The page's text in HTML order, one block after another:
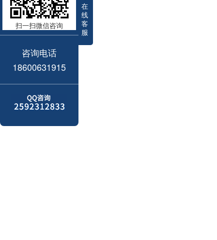
在
线
客
服
扫一扫微信咨询
咨询电话
18600631915